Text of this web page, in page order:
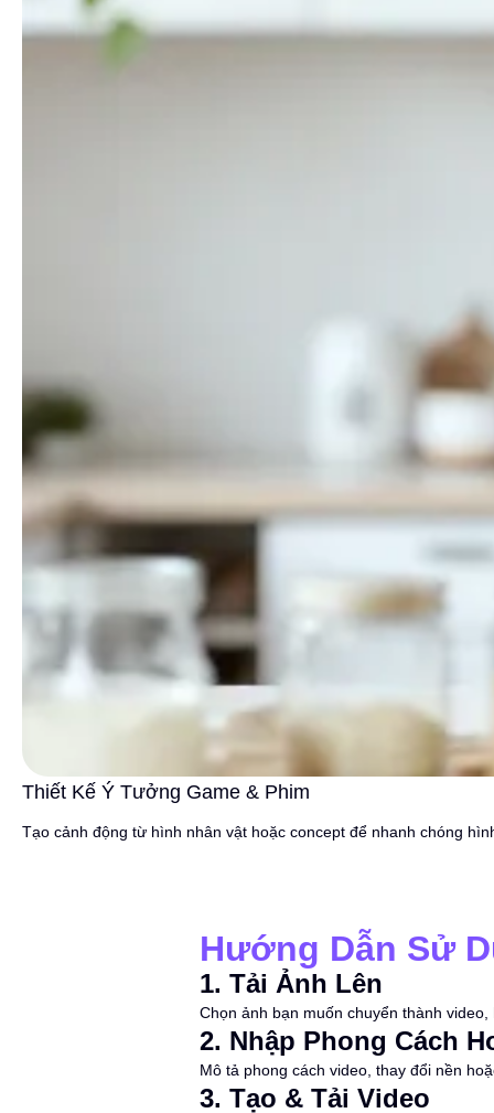
Thiết Kế Ý Tưởng Game & Phim
Tạo cảnh động từ hình nhân vật hoặc concept để nhanh chóng
Hướng Dẫn Sử
1. Tải Ảnh Lên
Chọn ảnh bạn muốn chuyển thành
2. Nhập Phong Cách
Mô tả phong cách video, thay đổi nền
3. Tạo & Tải Video